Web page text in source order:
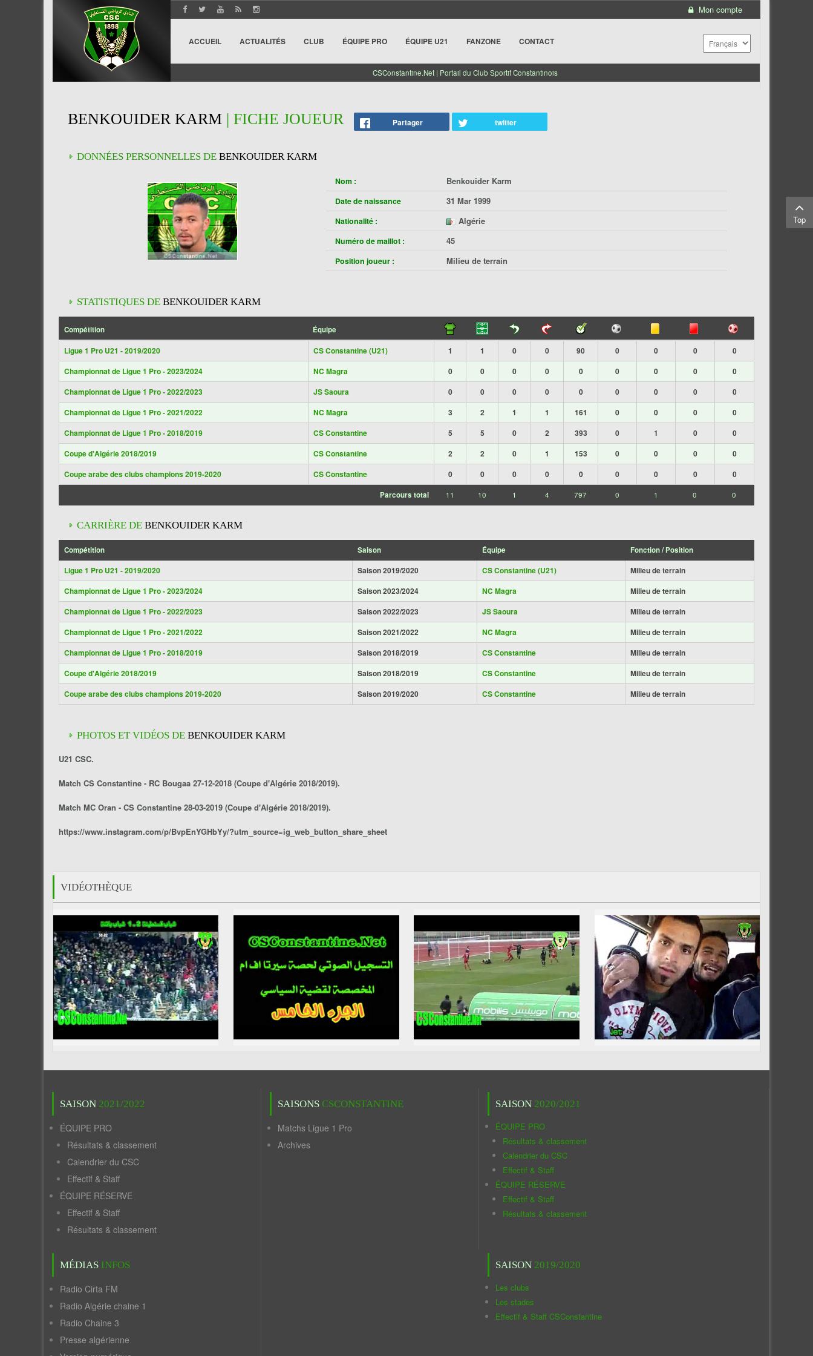
Mon compte
ACCUEIL ACTUALITÉS CLUB ÉQUIPE PRO ÉQUIPE U21 FANZONE CONTACT
CSConstantine.Net | Portail du Club Sportif Constantinois
BENKOUIDER KARM | FICHE JOUEUR Partager twitter
DONNÉES PERSONNELLES DE BENKOUIDER KARM
Nom : Benkouider Karm
Date de naissance 31 Mar 1999
Nationalité : Algérie
Numéro de maillot : 45
Position joueur : Milieu de terrain
STATISTIQUES DE BENKOUIDER KARM
Compétition Équipe
Ligue 1 Pro U21 - 2019/2020 CS Constantine (U21) 1 1 0 0 90 0 0 0
0
Championnat de Ligue 1 Pro - 2023/2024
NC Magra 0 0 0 0 0 0 0 0
0
Championnat de Ligue 1 Pro - 2022/2023
JS Saoura 0 0 0 0 0 0 0 0
0
Championnat de Ligue 1 Pro - 2021/2022
NC Magra 3 2 1 1 161 0 0 0
0
Championnat de Ligue 1 Pro - 2018/2019
CS Constantine 5 5 0 2 393 0 1 0
0
Coupe d'Algérie 2018/2019
CS Constantine 2 2 0 1 153 0 0 0
0
Coupe arabe des clubs champions 2019-2020
CS Constantine 0 0 0 0 0 0 0 0 0
Parcours total 11 10 1 4 797 0 1 0 0
CARRIÈRE DE BENKOUIDER KARM
Compétition Saison Équipe Fonction / Position
Ligue 1 Pro U21 - 2019/2020 Saison 2019/2020 CS Constantine (U21)
Milieu de terrain
Championnat de Ligue 1 Pro - 2023/2024
Saison 2023/2024 NC Magra
Milieu de terrain
Championnat de Ligue 1 Pro - 2022/2023
Saison 2022/2023 JS Saoura
Milieu de terrain
Championnat de Ligue 1 Pro - 2021/2022
Saison 2021/2022 NC Magra
Milieu de terrain
Championnat de Ligue 1 Pro - 2018/2019
Saison 2018/2019 CS Constantine
Milieu de terrain
Coupe d'Algérie 2018/2019
Saison 2018/2019 CS Constantine
Milieu de terrain
Coupe arabe des clubs champions 2019-2020
Saison 2019/2020 CS Constantine Milieu de terrain
PHOTOS ET VIDÉOS DE BENKOUIDER KARM
U21 CSC.
Match CS Constantine - RC Bougaa 27-12-2018 (Coupe d'Algérie 2018/2019).
Match MC Oran - CS Constantine 28-03-2019 (Coupe d'Algérie 2018/2019).
https://www.instagram.com/p/BvpEnYGHbYy/?utm_source=ig_web_button_share_sheet
VIDÉOTHÈQUE
SAISON 2021/2022
ÉQUIPE PRO
Résultats & classement
Calendrier du CSC
Effectif & Staff
ÉQUIPE RÉSERVE
Effectif & Staff
Résultats & classement
MÉDIAS INFOS
Radio Cirta FM
Radio Algérie chaine 1
Radio Chaine 3
Presse algérienne
SAISONS CSCONSTANTINE
Matchs Ligue 1 Pro
Archives
SAISON 2020/2021
ÉQUIPE PRO
Résultats & classement
Calendrier du CSC
Effectif & Staff
ÉQUIPE RÉSERVE
Effectif & Staff
Résultats & classement
SAISON 2019/2020
Les clubs
Les stades
Effectif & Staff CSConstantine
Top